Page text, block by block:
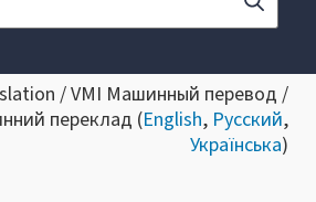
/ VMI Машинный перевод /
переклад (English, Русский,
Українська)